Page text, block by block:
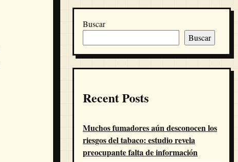
Buscar
Buscar
Recent Posts
Muchos fumadores aún desconocen los
riesgos del tabaco: estudio revela
preocupante falta de información